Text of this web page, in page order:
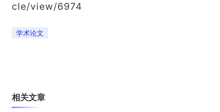
cle/view/6974
学术论文
相关文章